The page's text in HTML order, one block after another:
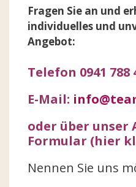
Fragen Sie an und
individuelles und
Angebot:
Telefon 0941 788
E-Mail:
oder über unser
Formular (hier
Nennen Sie uns